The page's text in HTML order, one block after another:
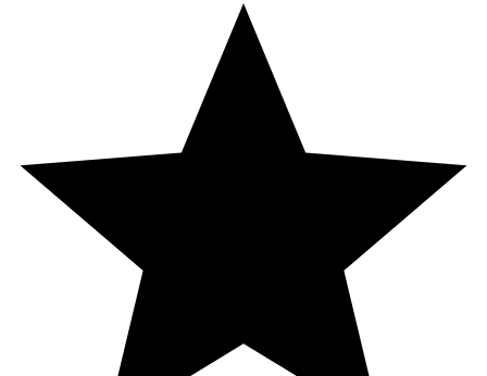
torkad ananas (47%), lime (4%),
Producerad och förpackad i en fabrik som enbart
hanterar frukt och därmed fri från nötter och gluten.